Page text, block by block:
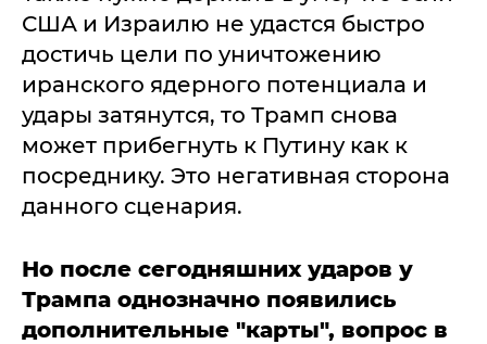
США и Израилю не удастся быстро
достичь цели по уничтожению
иранского ядерного потенциала и
удары затянутся, то Трамп снова
может прибегнуть к Путину как к
посреднику. Это негативная сторона
данного сценария.
Но после сегодняшних ударов у
Трампа однозначно появились
дополнительные "карты", вопрос в